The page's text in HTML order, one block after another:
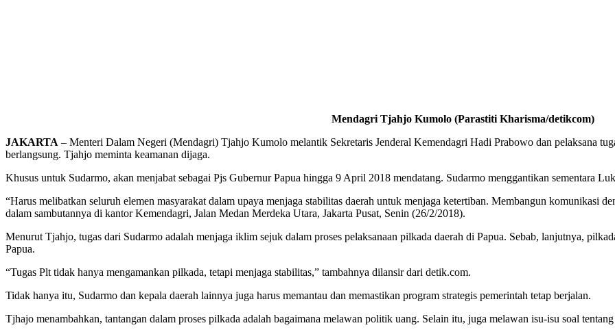
Mendagri Tjahjo Kumolo (Parastiti Kharisma/detikcom)
JAKARTA – Menteri Dalam Negeri (Mendagri) Tjahjo Kumolo melantik Sekretaris Jenderal Kemendagri Hadi Prabowo dan pelaksana
berlangsung. Tjahjo meminta keamanan dijaga.
Khusus untuk Sudarmo, akan menjabat sebagai Pjs Gubernur Papua hingga 9 April 2018 mendatang. Sudarmo menggantikan sementara
“Harus melibatkan seluruh elemen masyarakat dalam upaya menjaga stabilitas daerah untuk menjaga ketertiban. Membangun komunikasi
dalam sambutannya di kantor Kemendagri, Jalan Medan Merdeka Utara, Jakarta Pusat, Senin (26/2/2018).
Menurut Tjahjo, tugas dari Sudarmo adalah menjaga iklim sejuk dalam proses pelaksanaan pilkada daerah di Papua. Sebab, lanjutnya,
Papua.
“Tugas Plt tidak hanya mengamankan pilkada, tetapi menjaga stabilitas,” tambahnya dilansir dari detik.com.
Tidak hanya itu, Sudarmo dan kepala daerah lainnya juga harus memantau dan memastikan program strategis pemerintah tetap berjalan.
Tjhajo menambahkan, tantangan dalam proses pilkada adalah bagaimana melawan politik uang. Selain itu, juga melawan isu-isu soal